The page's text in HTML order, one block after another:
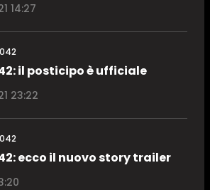
14:27
il posticipo è ufficiale
23:22
ecco il nuovo story trailer